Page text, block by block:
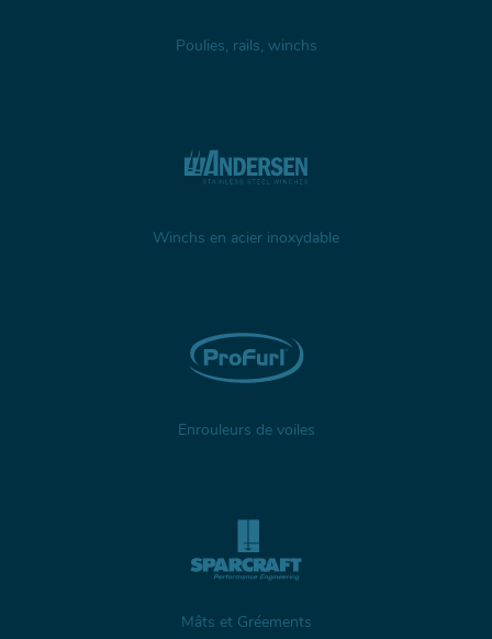
Poulies, rails, winchs
Winchs en acier inoxydable
Enrouleurs de voiles
Mâts et Gréements